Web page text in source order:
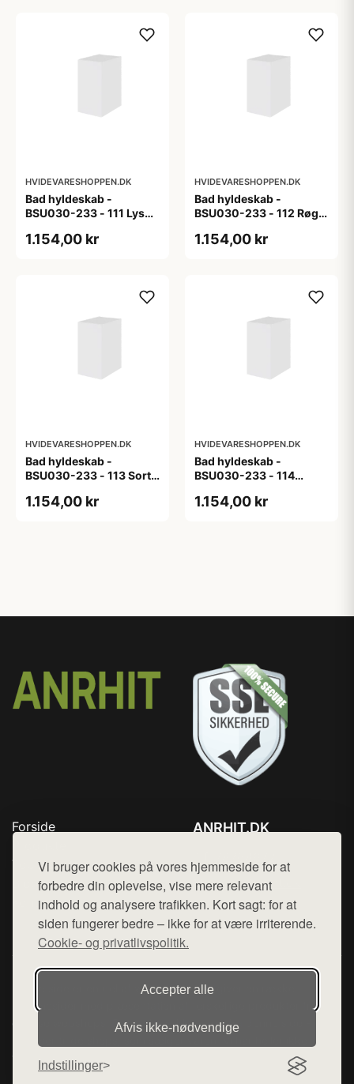
Vi bruger cookies på vores hjemmeside for at
forbedre din oplevelse, vise mere relevant
indhold og analysere trafikken. Kort sagt: for at
siden fungerer bedre – ikke for at være irriterende.
Cookie- og privatlivspolitik.
Accepter alle
Afvis ikke‑nødvendige
Indstillinger
HVIDEVARESHOPPEN.DK
Bad hyldeskab -
BSU030-233 - 111 Lys
1.154,00 kr
HVIDEVARESHOPPEN.DK
Bad hyldeskab -
BSU030-233 - 112 Røget
1.154,00 kr
HVIDEVARESHOPPEN.DK
Bad hyldeskab -
BSU030-233 - 113 Sort
1.154,00 kr
HVIDEVARESHOPPEN.DK
Bad hyldeskab -
BSU030-233 - 114
m/eg ABS-kant
1.154,00 kr
Forside
Top Rabatter
Blog
Kontakt
ANRHIT.DK
Mail: hej@want.dk
Cookie- og privatlivspolitik
Denne side er en del af want.dk, der udgiver en række
hjemmesider med præsentation af forskellige produkter fra
diverse webshops. Der sælges ikke varer fra denne side - vi
henviser til de shops, som sælger varen. Vi har heller ikke
varerne på lager.